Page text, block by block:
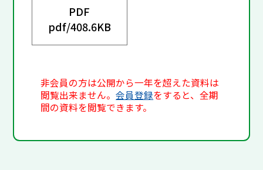
PDF
pdf/408.6KB
非会員の方は公開から一年を超えた資料は
閲覧出来ません。会員登録をすると、全期
間の資料を閲覧できます。